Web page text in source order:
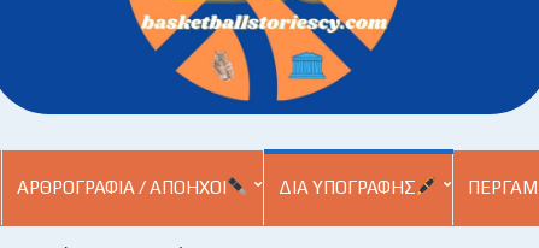
ΑΡΘΡΟΓΡΑΦΊΑ / ΑΠΌΗΧΟΙ ΔΙΑ ΥΠΟΓΡΑΦΉΣ